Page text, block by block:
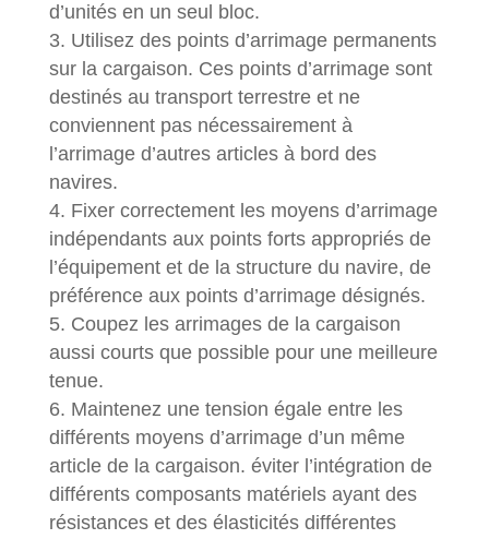
d’unités en un seul bloc.
Utilisez des points d’arrimage permanents
sur la cargaison. Ces points d’arrimage sont
destinés au transport terrestre et ne
conviennent pas nécessairement à
l’arrimage d’autres articles à bord des
navires.
Fixer correctement les moyens d’arrimage
indépendants aux points forts appropriés de
l’équipement et de la structure du navire, de
préférence aux points d’arrimage désignés.
Coupez les arrimages de la cargaison
aussi courts que possible pour une meilleure
tenue.
Maintenez une tension égale entre les
différents moyens d’arrimage d’un même
article de la cargaison. éviter l’intégration de
différents composants matériels ayant des
résistances et des élasticités différentes